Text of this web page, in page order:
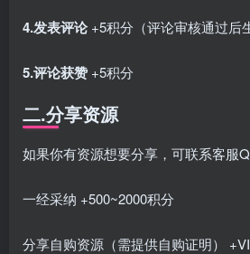
4.发表评论+5积分（评论审核通过后
5.评论获赞 +5积分
二.分享资源
如果你有资源想要分享，可联系客服
一经采纳 +500~2000积分
分享自购资源（需提供自购证明）